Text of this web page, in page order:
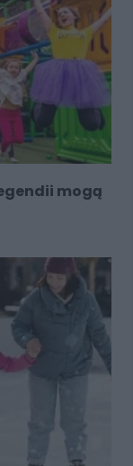
mogą